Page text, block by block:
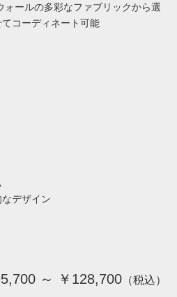
ォールの多彩なファブリックから選
コーディネート可能
なデザイン
～ ￥128,700 （税込）